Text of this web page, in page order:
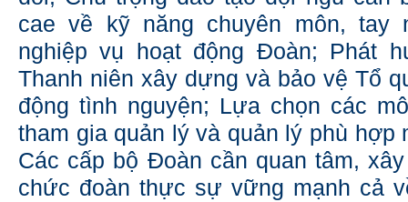
cae về kỹ năng chuyên môn, tay
nghiệp vụ hoạt động Đoàn; Phát
Thanh niên xây dựng và bảo vệ Tổ
động tình nguyện; Lựa chọn các
tham gia quản lý và quản lý phù hợp
Các cấp bộ Đoàn cần quan tâm,
chức đoàn thực sự vững mạnh cả